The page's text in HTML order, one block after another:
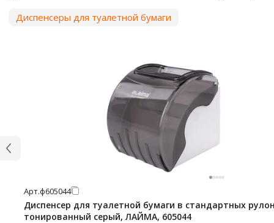
Диспенсеры для туалетной бумаги
Арт.ф605044
Диспенсер для туалетной бумаги в стандартных
тонированный серый, ЛАЙМА, 605044